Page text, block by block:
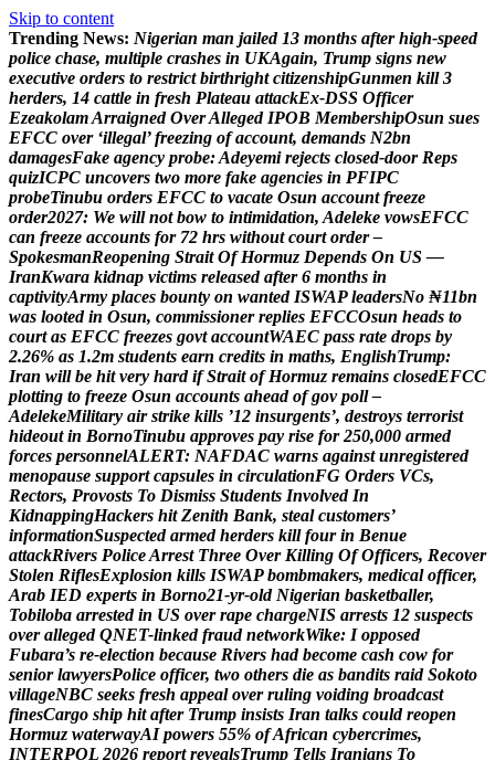
Skip to content
Trending News: Nigerian man jailed 13 months after high-speed
police chase, multiple crashes in UKAgain, Trump signs new
executive orders to restrict birthright citizenshipGunmen kill 3
herders, 14 cattle in fresh Plateau attackEx-DSS Officer
EzeakolamArraigned OverAlleged IPOB MembershipOsun sues
EFCC over ‘illegal’ freezing of account, demands N2bn
damagesFake agency probe:Adeyemi rejects closed-door Reps
quizICPC uncovers two more fake agencies in PFIPC
probeTinubu orders EFCC to vacate Osun account freeze
order2027: We will not bow to intimidation, Adeleke vowsEFCC
can freeze accounts for 72 hrs without court order –
SpokesmanReopening Strait Of Hormuz Depends On US —
IranKwara kidnap victims released after 6 months in
captivityArmy places bounty on wanted ISWAP leadersNo ₦11bn
was looted in Osun, commissioner replies EFCCOsun heads to
court as EFCC freezes govt accountWAEC pass rate drops by
2.26% as 1.2m students earn credits in maths, EnglishTrump:
Iran will be hit very hard if Strait of Hormuz remains closedEFCC
plotting to freeze Osun accounts ahead of gov poll –
AdelekeMilitary air strike kills ’12 insurgents’, destroys terrorist
hideout in BornoTinubu approves pay rise for 250,000 armed
forces personnelALERT: NAFDAC warns against unregistered
menopause support capsules in circulationFG Orders VCs,
Rectors, Provosts To Dismiss Students Involved In
KidnappingHackers hit Zenith Bank, steal customers’
informationSuspected armed herders kill four in Benue
attackRivers PoliceArrest Three Over Killing Of Officers, Recover
Stolen RiflesExplosion kills ISWAP bombmakers, medical officer,
Arab IED experts in Borno21-yr-old Nigerian basketballer,
Tobiloba arrested in US over rape chargeNIS arrests 12 suspects
over alleged QNET-linked fraud networkWike: I opposed
Fubara’s re-election because Rivers had become cash cow for
senior lawyersPolice officer, two others die as bandits raid Sokoto
villageNBC seeks fresh appeal over ruling voiding broadcast
finesCargo ship hit after Trump insists Iran talks could reopen
Hormuz waterwayAI powers 55% ofAfrican cybercrimes,
INTERPOL 2026 report revealsTrump Tells Iranians To